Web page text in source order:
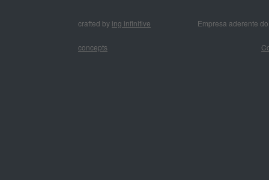
crafted by ing infinitive
concepts
Empresa aderente